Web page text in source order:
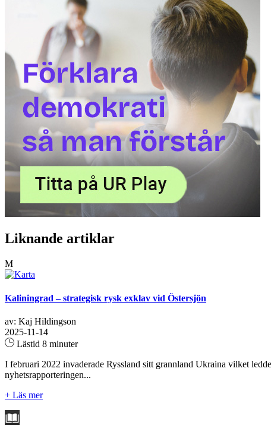
Liknande artiklar
M
Kaliningrad – strategisk rysk exklav vid Östersjön
av: Kaj Hildingson
2025-11-14
Lästid 8 minuter
I februari 2022 invaderade Ryssland sitt grannland Ukraina vilket
nyhetsrapporteringen...
+ Läs mer